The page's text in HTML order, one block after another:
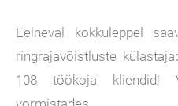
Eelneval kokkuleppel
ringrajavõistluste
108 töökoja kliendid!